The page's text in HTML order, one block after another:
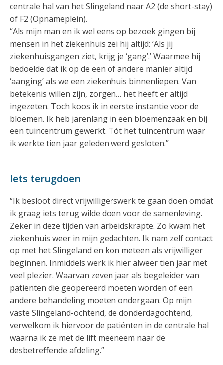
centrale hal van het Slingeland naar A2 (de short-stay)
of F2 (Opnameplein).
“Als mijn man en ik wel eens op bezoek gingen bij
mensen in het ziekenhuis zei hij altijd: ‘Als jij
ziekenhuisgangen ziet, krijg je ‘gang’.’ Waarmee hij
bedoelde dat ik op de een of andere manier altijd
‘aanging’ als we een ziekenhuis binnenliepen. Van
betekenis willen zijn, zorgen… het heeft er altijd
ingezeten. Toch koos ik in eerste instantie voor de
bloemen. Ik heb jarenlang in een bloemenzaak en bij
een tuincentrum gewerkt. Tót het tuincentrum waar
ik werkte tien jaar geleden werd gesloten.”
Iets terugdoen
“Ik besloot direct vrijwilligerswerk te gaan doen omdat
ik graag iets terug wilde doen voor de samenleving.
Zeker in deze tijden van arbeidskrapte. Zo kwam het
ziekenhuis weer in mijn gedachten. Ik nam zelf contact
op met het Slingeland en kon meteen als vrijwilliger
beginnen. Inmiddels werk ik hier alweer tien jaar met
veel plezier. Waarvan zeven jaar als begeleider van
patiënten die geopereerd moeten worden of een
andere behandeling moeten ondergaan. Op mijn
vaste Slingeland-ochtend, de donderdagochtend,
verwelkom ik hiervoor de patiënten in de centrale hal
waarna ik ze met de lift meeneem naar de
desbetreffende afdeling.”